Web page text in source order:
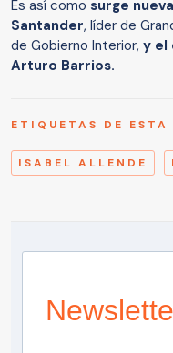
Es así como surge
Santander, líder de
de Gobierno Interior, y el
Arturo Barrios.
ETIQUETAS DE ESTA
ISABEL ALLENDE